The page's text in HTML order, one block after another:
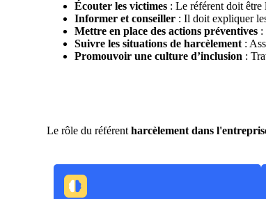
Écouter les victimes : Le référent doit être
Informer et conseiller : Il doit expliquer
Mettre en place des actions préventives :
Suivre les situations de harcèlement :
Promouvoir une culture d’inclusion :
Le rôle du référentharcèlement dans